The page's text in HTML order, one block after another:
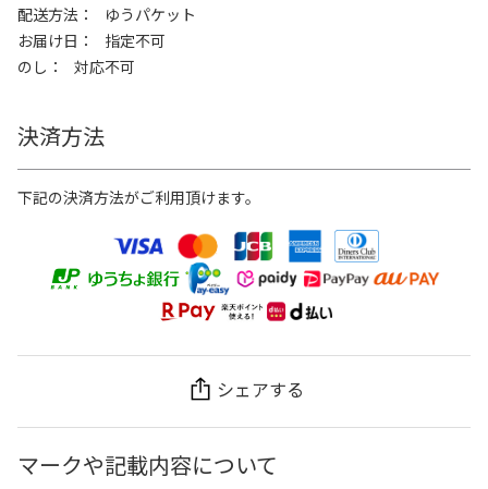
配送方法
ゆうパケット
お届け日
指定不可
のし
対応不可
決済方法
下記の決済方法がご利用頂けます。
シェアする
マークや記載内容について